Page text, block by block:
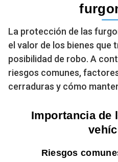
La protección de las
el valor de los bienes que
posibilidad de robo. A
riesgos comunes,
cerraduras y cómo
Importancia de
Riesgos